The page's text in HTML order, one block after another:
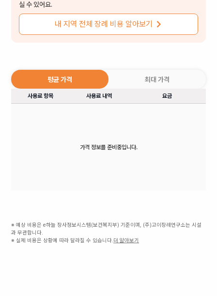
실 수 있어요.
내 지역 전체 장례 비용 알아보기
평균 가격 최대 가격
사용료 항목 사용료 내역 요금
가격 정보를 준비중입니다.
※ 예상 비용은 e하늘 장사정보시스템(보건복지부) 기준이며, (주)고이장례연구소는 시설
과 무관합니다.
※ 실제 비용은 상황에 따라 달라질 수 있습니다.더 알아보기